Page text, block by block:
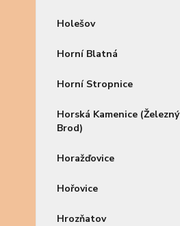
Holešov
Horní Blatná
Horní Stropnice
Horská Kamenice (Železný
Brod)
Horažďovice
Hořovice
Hrozňatov